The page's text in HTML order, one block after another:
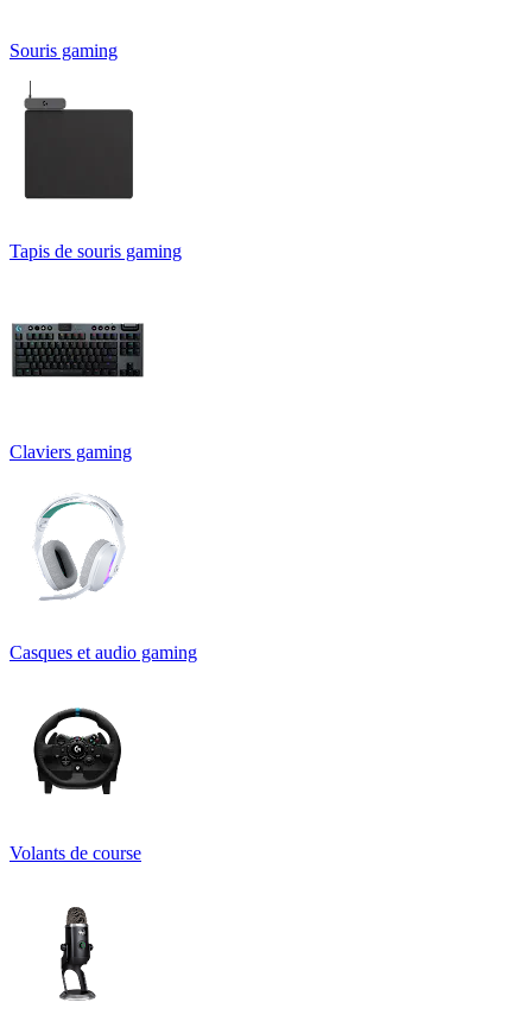
Souris gaming
Tapis de souris gaming
Claviers gaming
Casques et audio gaming
Volants de course